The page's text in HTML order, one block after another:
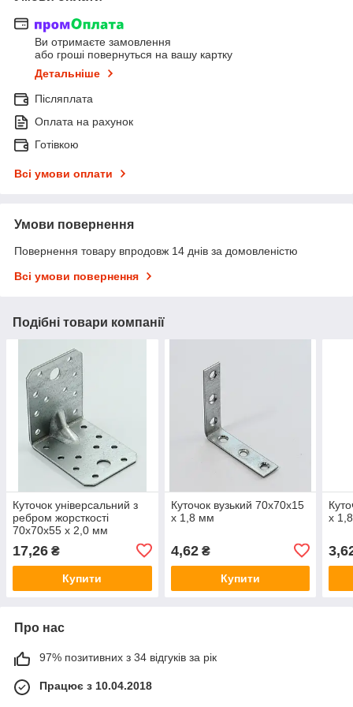
Ви отримаєте замовлення
або гроші повернуться на вашу картку
Детальніше
Післяплата
Оплата на рахунок
Готівкою
Всі умови оплати
Умови повернення
Повернення товару впродовж 14 днів за домовленістю
Всі умови повернення
Подібні товари компанії
Куточок універсальний з
ребром жорсткості
70х70х55 х 2,0 мм
17,26 ₴
Купити
Куточок вузький 70х70х15
х 1,8 мм
4,62₴
Купити
х
Про нас
97% позитивних з 34 відгуків за рік
Працює з 10.04.2018